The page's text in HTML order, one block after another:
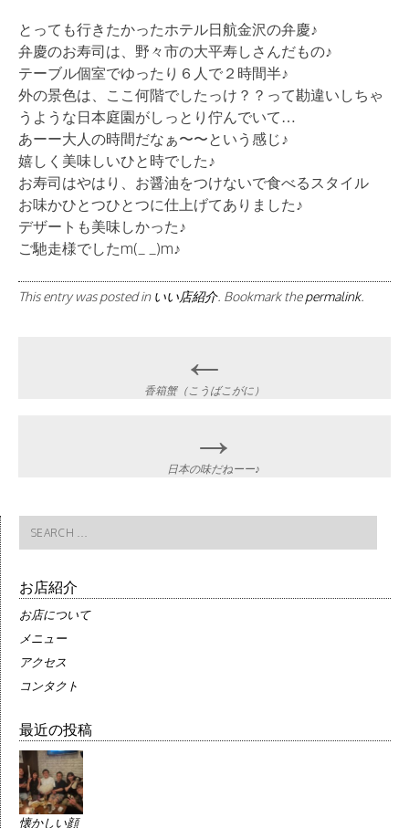
とっても行きたかったホテル日航金沢の弁慶♪
弁慶のお寿司は、野々市の大平寿しさんだもの♪
テーブル個室でゆったり６人で２時間半♪
外の景色は、ここ何階でしたっけ？？って勘違いしちゃ
うような日本庭園がしっとり佇んでいて…
あーー大人の時間だなぁ〜〜という感じ♪
嬉しく美味しいひと時でした♪
お寿司はやはり、お醤油をつけないで食べるスタイル
お味かひとつひとつに仕上げてありました♪
デザートも美味しかった♪
ご馳走様でしたm(_ _)m♪
This entry was posted in いい店紹介. Bookmark thepermalink.
navigation
←
香箱蟹（こうばこがに）
→
日本の味だねーー♪
Search
for:
お店紹介
お店について
メニュー
アクセス
コンタクト
最近の投稿
懐かしい顔